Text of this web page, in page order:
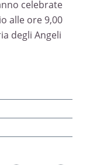
celebrate
alle ore 9,00
degli Angeli